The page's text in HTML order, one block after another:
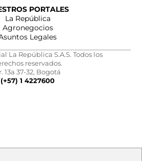
PORTALES
La República
Agronegocios
Legales
La República S.A.S. Todos los
reservados.
13a 37-32, Bogotá
(+57) 1 4227600